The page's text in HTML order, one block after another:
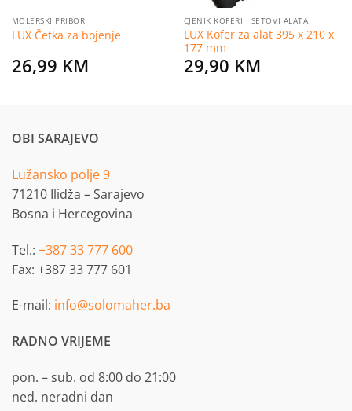
MOLERSKI PRIBOR
LUX Četka za bojenje
26,99 KM
CJENIK KOFERI I SETOVI ALATA
LUX Kofer za alat 395 x 210 x
177 mm
29,90 KM
OBI SARAJEVO
Lužansko polje 9
71210 Ilidža – Sarajevo
Bosna i Hercegovina
Tel.: +387 33 777 600
Fax: +387 33 777 601
E-mail: info@solomaher.ba
RADNO VRIJEME
pon. – sub. od 8:00 do 21:00
ned. neradni dan